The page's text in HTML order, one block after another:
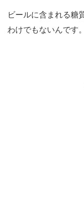
ビールに含まれる糖
わけでもないんです。